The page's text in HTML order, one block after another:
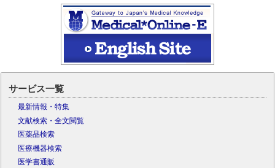
サービス一覧
最新情報・特集
文献検索・全文閲覧
医薬品検索
医療機器検索
医学書通販